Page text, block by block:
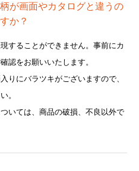
が画面やカタログと違うの
か？
することができません。事前にカ
認をお願いいたします。
りにバラツキがございますので、
。
いては、商品の破損、不良以外で